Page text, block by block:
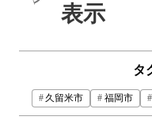
表示
タ
久留米市 福岡市